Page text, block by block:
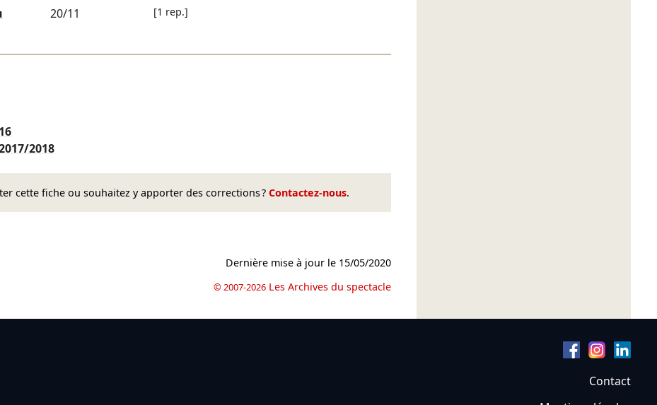
20/11 [1 rep.]
2018
cette fiche ou souhaitez y apporter des corrections ? Contactez-nous.
Dernière mise à jour le 15/05/2020
© 2007-2026 Les Archives du spectacle
Contact